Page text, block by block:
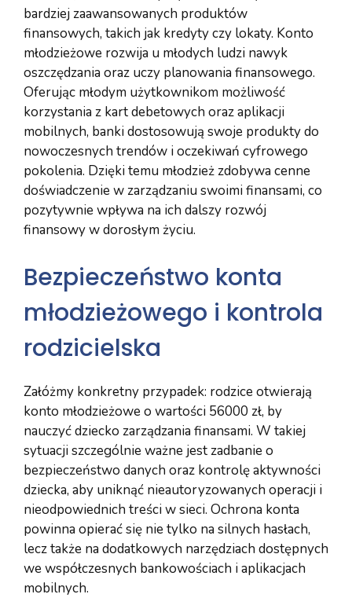
bardziej zaawansowanych produktów
finansowych, takich jak kredyty czy lokaty. Konto
młodzieżowe rozwija u młodych ludzi nawyk
oszczędzania oraz uczy planowania finansowego.
Oferując młodym użytkownikom możliwość
korzystania z kart debetowych oraz aplikacji
mobilnych, banki dostosowują swoje produkty do
nowoczesnych trendów i oczekiwań cyfrowego
pokolenia. Dzięki temu młodzież zdobywa cenne
doświadczenie w zarządzaniu swoimi finansami, co
pozytywnie wpływa na ich dalszy rozwój
finansowy w dorosłym życiu.
Bezpieczeństwo konta
młodzieżowego i kontrola
rodzicielska
Załóżmy konkretny przypadek: rodzice otwierają
konto młodzieżowe o wartości 56000 zł, by
nauczyć dziecko zarządzania finansami. W takiej
sytuacji szczególnie ważne jest zadbanie o
bezpieczeństwo danych oraz kontrolę aktywności
dziecka, aby uniknąć nieautoryzowanych operacji i
nieodpowiednich treści w sieci. Ochrona konta
powinna opierać się nie tylko na silnych hasłach,
lecz także na dodatkowych narzędziach dostępnych
we współczesnych bankowościach i aplikacjach
mobilnych.